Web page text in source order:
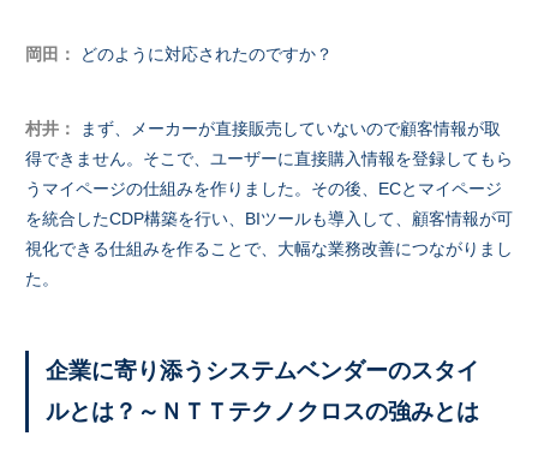
岡田： どのように対応されたのですか？
村井：
まず、メーカーが直接販売していないので顧客情報が取
得できません。そこで、ユーザーに直接購入情報を登録してもら
うマイページの仕組みを作りました。その後、ECとマイページ
を統合したCDP構築を行い、BIツールも導入して、顧客情報が可
視化できる仕組みを作ることで、大幅な業務改善につながりまし
た。
企業に寄り添うシステムベンダーのスタイ
ルとは？～ＮＴＴテクノクロスの強みとは